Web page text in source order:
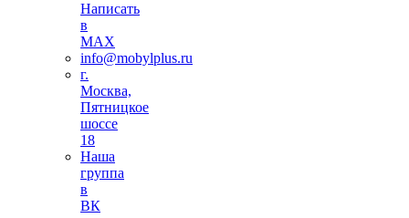
Написать
в
MAX
info@mobylplus.ru
г.
Москва,
Пятницкое
шоссе
18
Наша
группа
в
ВК